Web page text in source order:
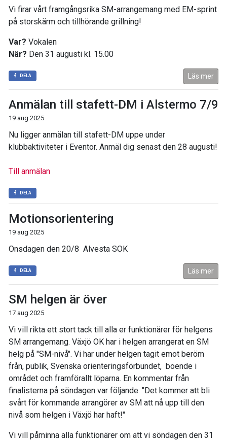
Vi firar vårt framgångsrika SM-arrangemang med EM-sprint
på storskärm och tillhörande grillning!
Var? Vokalen
När? Den 31 augusti kl. 15.00
DELA Läs mer
Anmälan till stafett-DM i Alstermo 7/9
19 aug 2025
Nu ligger anmälan till stafett-DM uppe under
klubbaktiviteter i Eventor. Anmäl dig senast den 28 augusti!
Till anmälan
DELA
Motionsorientering
19 aug 2025
Onsdagen den 20/8 Alvesta SOK
DELA Läs mer
SM helgen är över
17 aug 2025
Vi vill rikta ett stort tack till alla er funktionärer för helgens
SM arrangemang. Växjö OK har i helgen arrangerat en SM
helg på "SM-nivå". Vi har under helgen tagit emot beröm
från, publik, Svenska orienteringsförbundet, boende i
området och framförallt löparna. En kommentar från
finalisterna på söndagen var följande. "Det kommer att bli
svårt för kommande arrangörer av SM att nå upp till den
nivå som helgen i Växjö har haft!"
Vi vill påminna alla funktionärer om att vi söndagen den 31